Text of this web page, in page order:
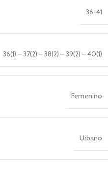
36-41
36(1) – 37(2) – 38(2) – 39(2) – 40(1)
Femenino
Urbano